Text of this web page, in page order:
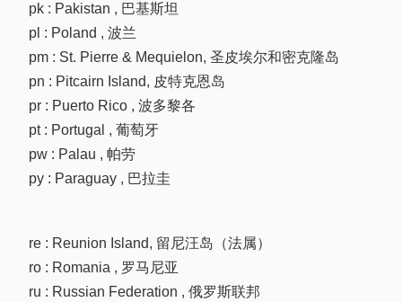
pk : Pakistan , 巴基斯坦
pl : Poland , 波兰
pm : St. Pierre & Mequielon, 圣皮埃尔和密克隆岛
pn : Pitcairn Island, 皮特克恩岛
pr : Puerto Rico , 波多黎各
pt : Portugal , 葡萄牙
pw : Palau , 帕劳
py : Paraguay , 巴拉圭
re : Reunion Island, 留尼汪岛（法属）
ro : Romania , 罗马尼亚
ru : Russian Federation , 俄罗斯联邦